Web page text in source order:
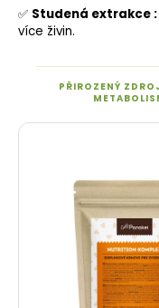
✅ Studená extrakce :
více živin.